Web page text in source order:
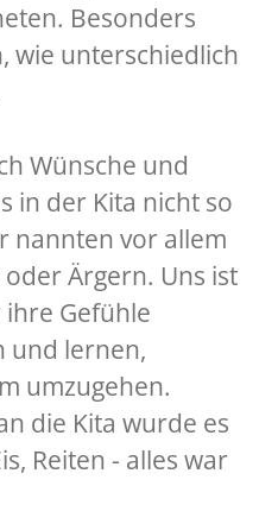
Besonders
wie unterschiedlich
Wünsche und
in der Kita nicht so
nannten vor allem
Ärgern. Uns ist
ihre Gefühle
und lernen,
umzugehen.
die Kita wurde es
Reiten - alles war